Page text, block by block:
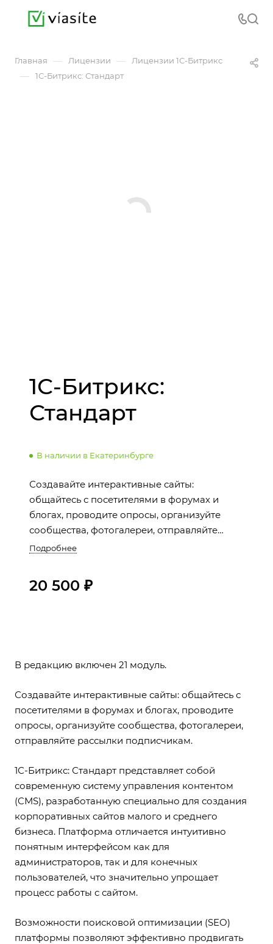
Главная — Лицензии — Лицензии 1С-Битрикс
— 1С-Битрикс: Стандарт
1С-Битрикс:
Стандарт
В наличии в Екатеринбурге
Создавайте интерактивные сайты:
общайтесь с посетителями в форумах и
блогах, проводите опросы, организуйте
сообщества, фотогалереи, отправляйте
рассылки подписчикам.
Подробнее
20 500 ₽
В редакцию включен 21 модуль.
Создавайте интерактивные сайты: общайтесь с
посетителями в форумах и блогах, проводите
опросы, организуйте сообщества, фотогалереи,
отправляйте рассылки подписчикам.
1С-Битрикс: Стандарт представляет собой
современную систему управления контентом
(CMS), разработанную специально для создания
корпоративных сайтов малого и среднего
бизнеса. Платформа отличается интуитивно
понятным интерфейсом как для
администраторов, так и для конечных
пользователей, что значительно упрощает
процесс работы с сайтом.
Возможности поисковой оптимизации (SEO)
платформы позволяют эффективно продвигать